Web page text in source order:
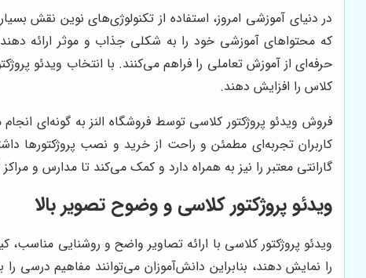
در دنیای آموزشی امروز، استفاده از تکنولوژی‌های نوین نقش
که محتواهای آموزشی خود را به شکلی جذاب و موثر ارائه
حرفه‌ای از آموزش تعاملی را فراهم می‌کنند. با انتخاب ویدئو
کلاس را افزایش دهند.
فروش ویدئو پروژکتور کلاسی توسط فروشگاه النز به گونه‌ای
کاربران تجربه‌ای مطمئن و راحت از خرید و نصب پروژکتورها
گارانتی معتبر را نیز به همراه دارد و کمک می‌کند تا مدارس و
ویدئو پروژکتور کلاسی و وضوح تصویر بالا
ویدئو پروژکتور کلاسی با ارائه تصاویر واضح و روشنایی
را نمایش دهند، بنابراین دانش‌آموزان می‌توانند مفاهیم درسی